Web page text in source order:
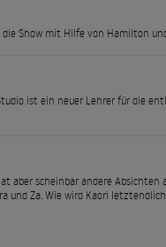
Show mit Hilfe von Hamilton
ist ein neuer Lehrer für die
aber scheinbar andere
und Za. Wie wird Kaori